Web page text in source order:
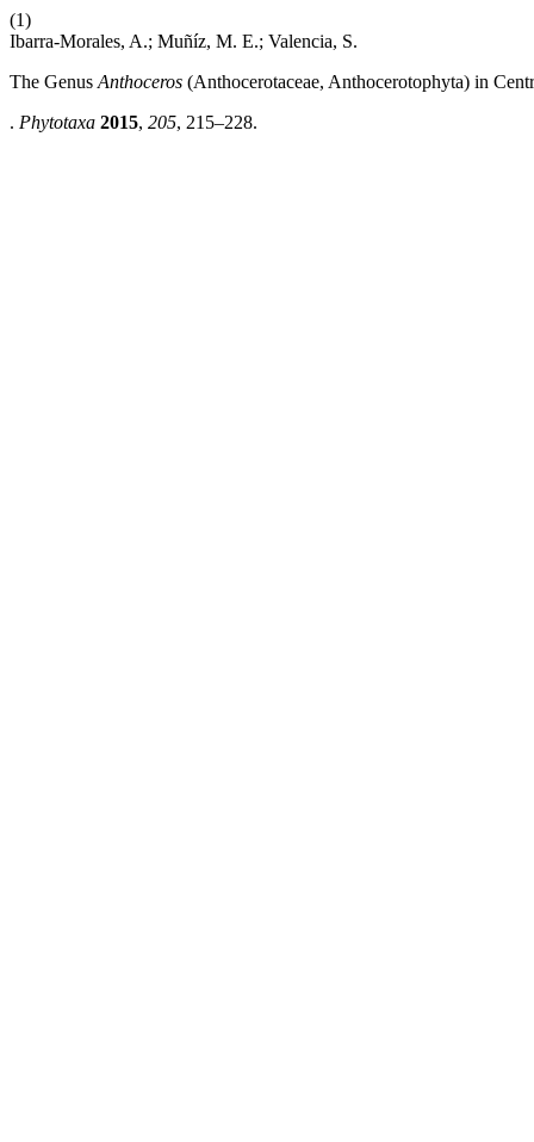
(1)
Ibarra-Morales, A.; Muñíz, M. E.; Valencia, S.
The Genus Anthoceros (Anthocerotaceae, Anthocerotophyta) in
. Phytotaxa 2015, 205, 215–228.